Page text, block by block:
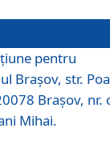
pentru
Braşov, str.
Brașov, nr.
Mihai.